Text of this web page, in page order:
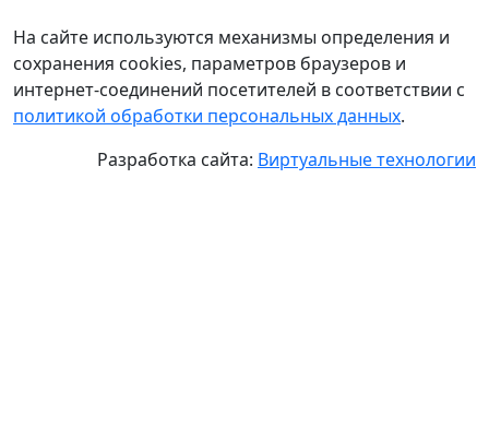
На сайте используются механизмы определения и
сохранения cookies, параметров браузеров и
интернет-соединений посетителей в соответствии с
политикой обработки персональных данных.
Разработка сайта: Виртуальные технологии